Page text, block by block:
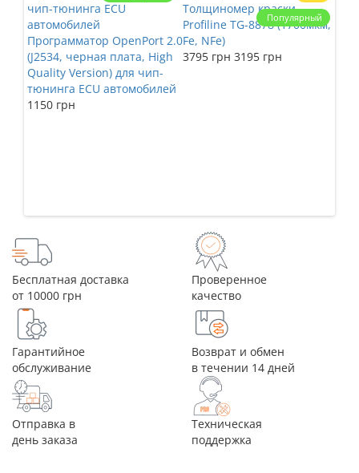
Программатор OpenPort 2.0
(J2534, черная плата, High
Quality Version) для чип-
тюнинга ECU автомобилей
1150 грн
Популярный
Толщиномер краски
Profiline TG-8878 (1700мкм,
Fe, NFe)
3795 грн 3195 грн
Бесплатная доставка
от 10000 грн
Проверенное
качество
Гарантийное
обслуживание
Возврат и обмен
в течении 14 дней
Отправка в
день заказа
Техническая
поддержка